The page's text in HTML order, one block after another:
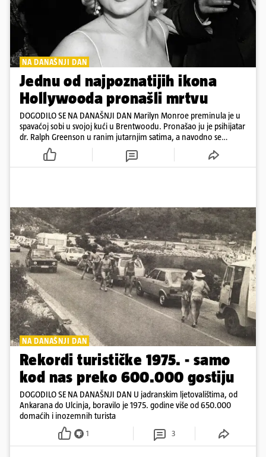
NA DANAŠNJI DAN
Jednu od najpoznatijih ikona
Hollywooda pronašli mrtvu
DOGODILO SE NA DANAŠNJI DAN Marilyn Monroe preminula je u
spavaćoj sobi u svojoj kući u Brentwoodu. Pronašao ju je psihijatar
dr. Ralph Greenson u ranim jutarnjim satima, a navodno se
predozirala
NA DANAŠNJI DAN
Rekordi turističke 1975. - samo
kod nas preko 600.000 gostiju
DOGODILO SE NA DANAŠNJI DAN U jadranskim ljetovalištima, od
Ankarana do Ulcinja, boravilo je 1975. godine više od 650.000
domaćih i inozemnih turista
1 3